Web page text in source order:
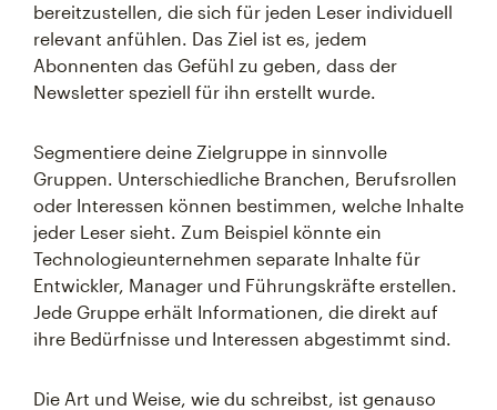
bereitzustellen, die sich für jeden Leser individuell
relevant anfühlen. Das Ziel ist es, jedem
Abonnenten das Gefühl zu geben, dass der
Newsletter speziell für ihn erstellt wurde.
Segmentiere deine Zielgruppe in sinnvolle
Gruppen. Unterschiedliche Branchen, Berufsrollen
oder Interessen können bestimmen, welche Inhalte
jeder Leser sieht. Zum Beispiel könnte ein
Technologieunternehmen separate Inhalte für
Entwickler, Manager und Führungskräfte erstellen.
Jede Gruppe erhält Informationen, die direkt auf
ihre Bedürfnisse und Interessen abgestimmt sind.
Die Art und Weise, wie du schreibst, ist genauso